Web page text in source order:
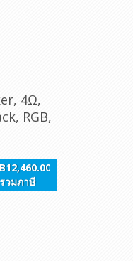
4Ω,
RGB,
รวมภาษี